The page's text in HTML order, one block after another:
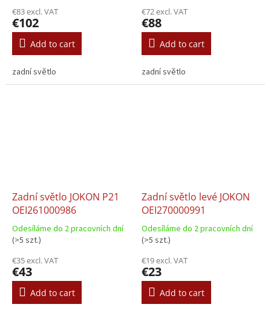
€83 excl. VAT
€102
Add to cart
zadní světlo
€72 excl. VAT
€88
Add to cart
zadní světlo
Zadní světlo JOKON P21
OEI261000986
Odesíláme do 2 pracovních dní
(>5 szt.)
€35 excl. VAT
€43
Add to cart
Zadní světlo levé JOKON
OEI270000991
Odesíláme do 2 pracovních dní
(>5 szt.)
€19 excl. VAT
€23
Add to cart